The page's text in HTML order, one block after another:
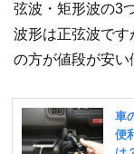
弦波・矩形波の3
波形は正弦波で
の方が値段が安い